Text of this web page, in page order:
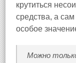
крутиться
средства, а
особое
Можно